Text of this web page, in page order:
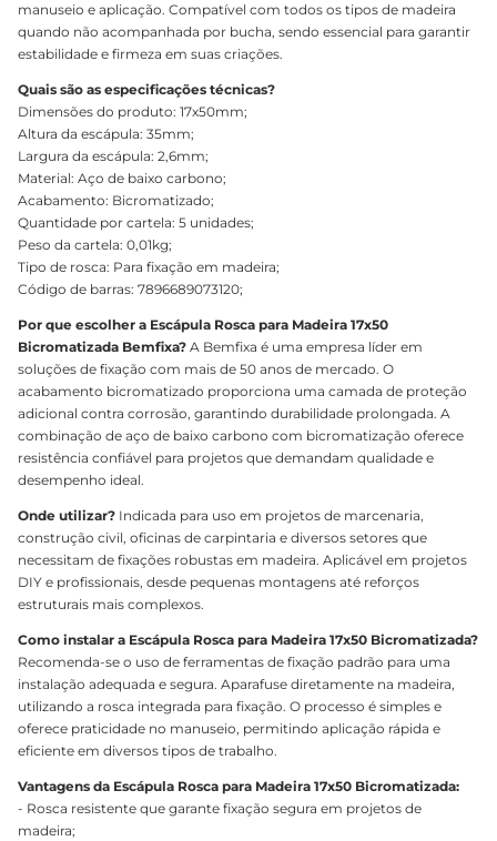
manuseio e aplicação. Compatível com todos os tipos de madeira
quando não acompanhada por bucha, sendo essencial para garantir
estabilidade e firmeza em suas criações.
Quais são as especificações técnicas?
Dimensões do produto: 17x50mm;
Altura da escápula: 35mm;
Largura da escápula: 2,6mm;
Material: Aço de baixo carbono;
Acabamento: Bicromatizado;
Quantidade por cartela: 5 unidades;
Peso da cartela: 0,01kg;
Tipo de rosca: Para fixação em madeira;
Código de barras: 7896689073120;
Por que escolher a Escápula Rosca para Madeira 17x50
Bicromatizada Bemfixa? A Bemfixa é uma empresa líder em
soluções de fixação com mais de 50 anos de mercado. O
acabamento bicromatizado proporciona uma camada de proteção
adicional contra corrosão, garantindo durabilidade prolongada. A
combinação de aço de baixo carbono com bicromatização oferece
resistência confiável para projetos que demandam qualidade e
desempenho ideal.
Onde utilizar? Indicada para uso em projetos de marcenaria,
construção civil, oficinas de carpintaria e diversos setores que
necessitam de fixações robustas em madeira. Aplicável em projetos
DIY e profissionais, desde pequenas montagens até reforços
estruturais mais complexos.
Como instalar a Escápula Rosca para Madeira 17x50 Bicromatizada?
Recomenda-se o uso de ferramentas de fixação padrão para uma
instalação adequada e segura. Aparafuse diretamente na madeira,
utilizando a rosca integrada para fixação. O processo é simples e
oferece praticidade no manuseio, permitindo aplicação rápida e
eficiente em diversos tipos de trabalho.
Vantagens da Escápula Rosca para Madeira 17x50 Bicromatizada:
- Rosca resistente que garante fixação segura em projetos de
madeira;